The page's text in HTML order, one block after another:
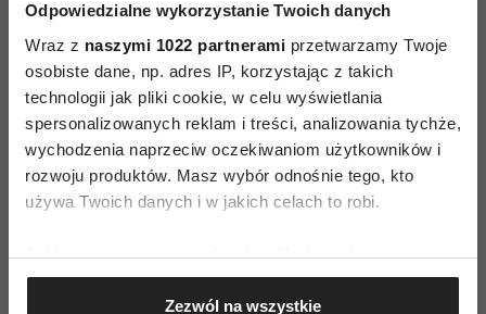
Odpowiedzialne wykorzystanie Twoich danych
Wraz z naszymi 1022 partnerami przetwarzamy Twoje
osobiste dane, np. adres IP, korzystając z takich
technologii jak pliki cookie, w celu wyświetlania
spersonalizowanych reklam i treści, analizowania tychże,
wychodzenia naprzeciw oczekiwaniom użytkowników i
rozwoju produktów. Masz wybór odnośnie tego, kto
używa Twoich danych i w jakich celach to robi.
Jeśli wyrazisz na to zgodę, chcielibyśmy również:
Gromadzić dane dotyczące Twojej lokalizacji
geograficznej z dokładnością nawet do kilku metrów
Zezwól na wszystkie
rozrodczego, głównie na gospodarkę
hormonalną. Z drugiej strony regulacja masy
ciała stymuluje płodność, co jest jedną ze
strategii działań dietetyka przy wspomaganiu
płodności i funkcji rozrodczych. Najlepiej, jeśli
zmiany masy ciała są stopniowe i pod kontrolą,
gwałtowne odchudzanie, stosowanie zbyt
płodności. Jaki jest cel? Optimum dla płodności
to BMI pomiędzy 20 a 24. Łatwo to wyliczyć –